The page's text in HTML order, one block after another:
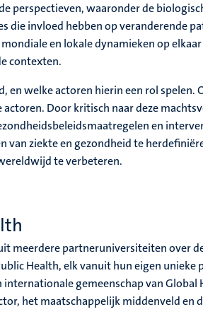
perspectieven, waaronder de
die invloed hebben op veranderende
en lokale dynamieken op
contexten.
welke actoren hierin een rol spelen.
Door kritisch naar deze
en
van ziekte en gezondheid te
te verbeteren.
meerdere partneruniversiteiten over
Health, elk vanuit hun eigen unieke
gemeenschap van Global
het maatschappelijk middenveld en